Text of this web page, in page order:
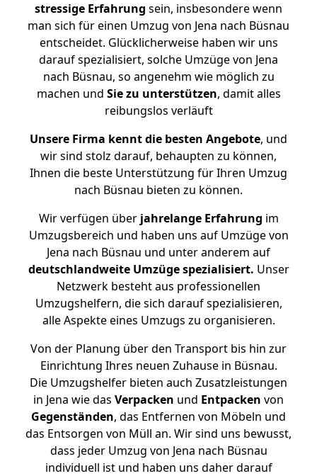
stressige Erfahrung sein, insbesondere wenn
man sich für einen Umzug von Jena nach Büsnau
entscheidet. Glücklicherweise haben wir uns
darauf spezialisiert, solche Umzüge von Jena
nach Büsnau, so angenehm wie möglich zu
machen und Sie zu unterstützen, damit alles
reibungslos verläuft
Unsere Firma kennt die besten Angebote, und
wir sind stolz darauf, behaupten zu können,
Ihnen die beste Unterstützung für Ihren Umzug
nach Büsnau bieten zu können.
Wir verfügen überjahrelange Erfahrung im
Umzugsbereich und haben uns auf Umzüge von
Jena nach Büsnau und unter anderem auf
deutschlandweite Umzüge spezialisiert. Unser
Netzwerk besteht aus professionellen
Umzugshelfern, die sich darauf spezialisieren,
alle Aspekte eines Umzugs zu organisieren.
Von der Planung über den Transport bis hin zur
Einrichtung Ihres neuen Zuhause in Büsnau.
Die Umzugshelfer bieten auch Zusatzleistungen
in Jena wie das Verpacken und Entpacken von
Gegenständen, das Entfernen von Möbeln und
das Entsorgen von Müll an. Wir sind uns bewusst,
dass jeder Umzug von Jena nach Büsnau
individuell ist und haben uns daher darauf